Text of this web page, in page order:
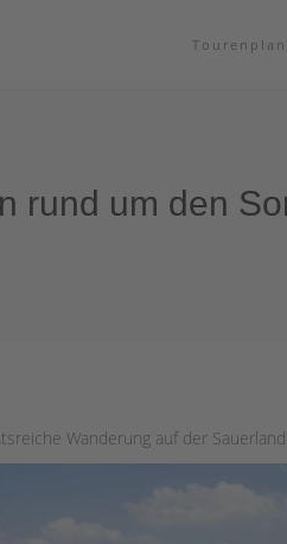
rund um den
Wanderung auf der